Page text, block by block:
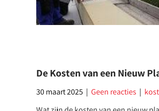
De Kosten van een Nieuw
30 maart 2025 | Geen reacties |